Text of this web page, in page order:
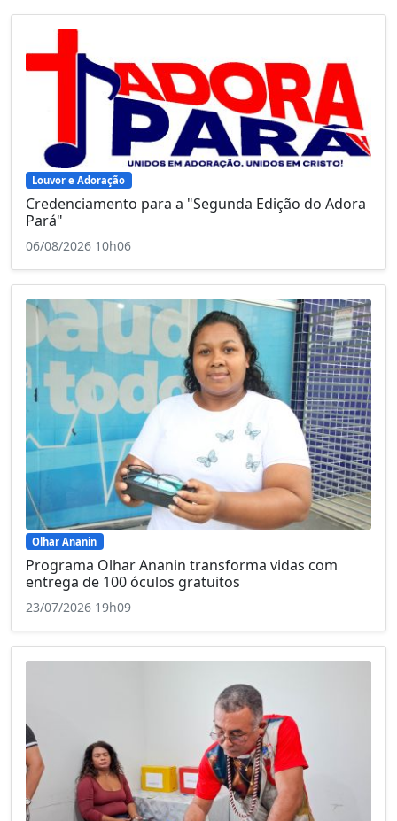
Louvor e Adoração
Credenciamento para a "Segunda Edição do Adora
Pará"
06/08/2026 10h06
Olhar Ananin
Programa Olhar Ananin transforma vidas com
entrega de 100 óculos gratuitos
23/07/2026 19h09